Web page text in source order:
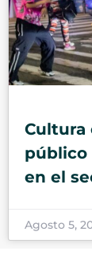
Cultura
público
en el
Agosto 5,